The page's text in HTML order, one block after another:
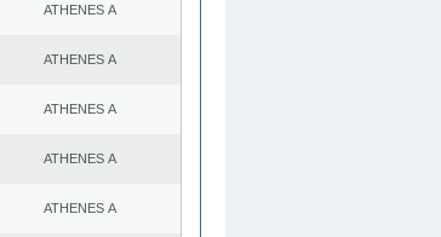
ATHENES Α
ATHENES Α
ATHENES Α
ATHENES Α
ATHENES Α